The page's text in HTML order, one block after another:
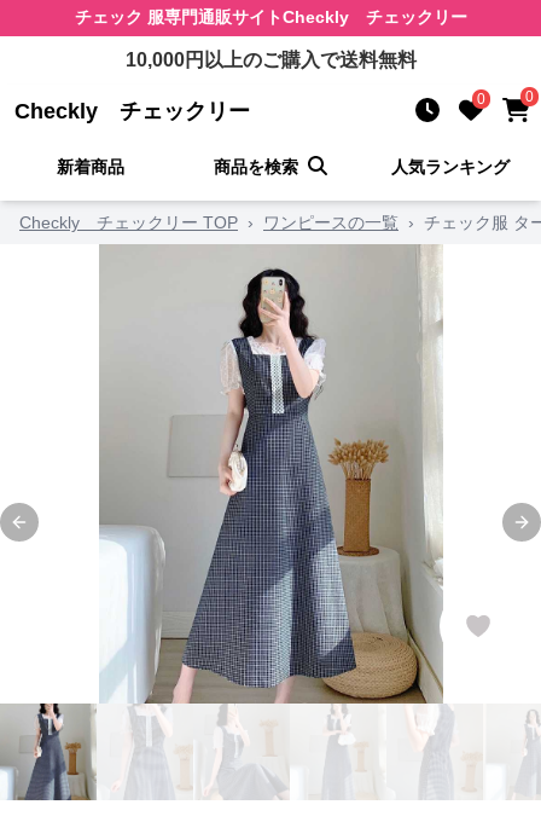
チェック 服専門通販サイトCheckly チェックリー
10,000円以上のご購入で送料無料
Checkly チェックリー 0 0
新着商品 商品を検索 人気ランキング
Checkly チェックリー TOP › ワンピースの一覧 › チェック服 タ
Previous slide